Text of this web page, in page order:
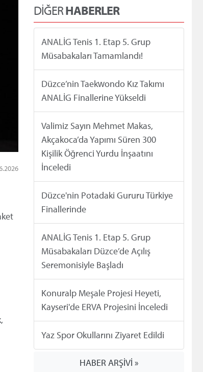
DİĞERHABERLER
ANALİG Tenis 1. Etap 5. Grup
Müsabakaları Tamamlandı!
Düzce’nin Taekwondo Kız Takımı
ANALİG Finallerine Yükseldi
Valimiz Sayın Mehmet Makas,
Akçakoca’da Yapımı Süren 300
Kişilik Öğrenci Yurdu İnşaatını
İnceledi
Düzce'nin Potadaki Gururu Türkiye
Finallerinde
ANALİG Tenis 1. Etap 5. Grup
Müsabakaları Düzce’de Açılış
Seremonisiyle Başladı
Konuralp Meşale Projesi Heyeti,
Kayseri'de ERVA Projesini İnceledi
Yaz Spor Okullarını Ziyaret Edildi
HABER ARŞİVİ »